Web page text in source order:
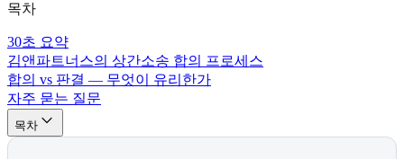
목차
30초 요약
김앤파트너스의 상간소송 합의 프로세스
합의 vs 판결 — 무엇이 유리한가
자주 묻는 질문
목차